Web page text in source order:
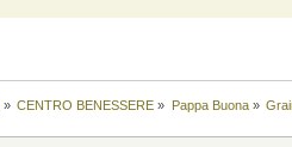
» CENTRO BENESSERE » Pappa Buona»